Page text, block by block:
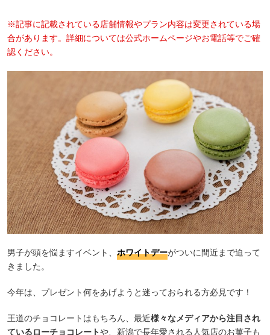
※記事に記載されている店舗情報やプラン内容は変更されている場
合があります。詳細については公式ホームページやお電話等でご確
認ください。
男子が頭を悩ますイベント、 ホワイトデーがついに間近まで迫って
きました。
今年は、プレゼント何をあげようと迷っておられる方必見です！
王道のチョコレートはもちろん、最近様々なメディアから注目され
ているローチョコレートや、新潟で長年愛される人気店のお菓子も